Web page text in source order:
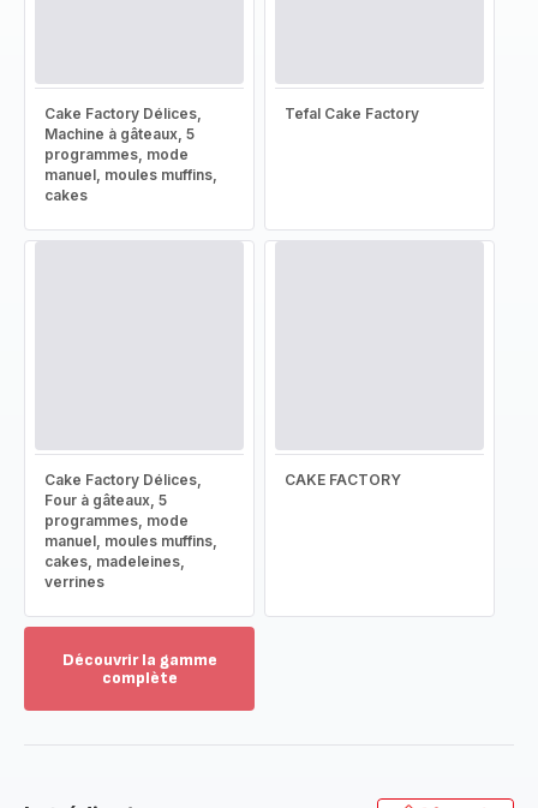
Cake Factory Délices,
Machine à gâteaux, 5
programmes, mode
manuel, moules muffins,
cakes
Tefal Cake Factory
Cake Factory Délices,
Four à gâteaux, 5
programmes, mode
manuel, moules muffins,
cakes, madeleines,
verrines
CAKE FACTORY
Découvrir la gamme
complète